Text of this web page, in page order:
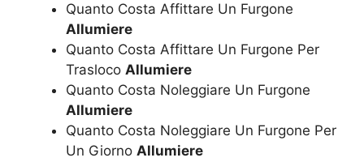
Quanto Costa Affittare Un Furgone
Allumiere
Quanto Costa Affittare Un Furgone Per
Trasloco Allumiere
Quanto Costa Noleggiare Un Furgone
Allumiere
Quanto Costa Noleggiare Un Furgone Per
Un Giorno Allumiere